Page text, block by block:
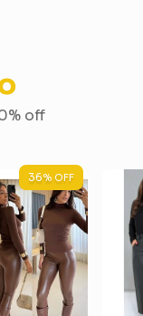
off
36% OFF